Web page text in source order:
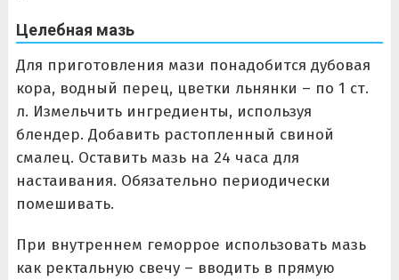
Целебная мазь
Для приготовления мази понадобится дубовая
кора, водный перец, цветки льнянки – по 1 ст.
л. Измельчить ингредиенты, используя
блендер. Добавить растопленный свиной
смалец. Оставить мазь на 24 часа для
настаивания. Обязательно периодически
помешивать.
При внутреннем геморрое использовать мазь
как ректальную свечу – вводить в прямую